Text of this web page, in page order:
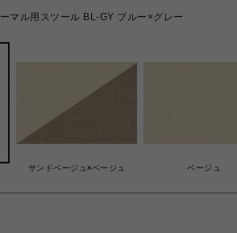
マル用スツール BL-GY ブルー×グレー
サンドベージュ×ベージュ ベージュ